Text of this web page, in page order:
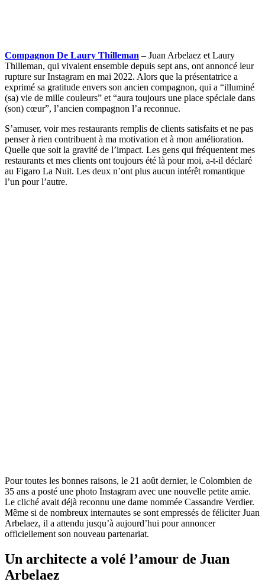
Compagnon De Laury Thilleman – Juan Arbelaez et Laury
Thilleman, qui vivaient ensemble depuis sept ans, ont annoncé leur
rupture sur Instagram en mai 2022. Alors que la présentatrice a
exprimé sa gratitude envers son ancien compagnon, qui a “illuminé
(sa) vie de mille couleurs” et “aura toujours une place spéciale dans
(son) cœur”, l’ancien compagnon l’a reconnue.
S’amuser, voir mes restaurants remplis de clients satisfaits et ne pas
penser à rien contribuent à ma motivation et à mon amélioration.
Quelle que soit la gravité de l’impact. Les gens qui fréquentent mes
restaurants et mes clients ont toujours été là pour moi, a-t-il déclaré
au Figaro La Nuit. Les deux n’ont plus aucun intérêt romantique
l’un pour l’autre.
Pour toutes les bonnes raisons, le 21 août dernier, le Colombien de
35 ans a posté une photo Instagram avec une nouvelle petite amie.
Le cliché avait déjà reconnu une dame nommée Cassandre Verdier.
Même si de nombreux internautes se sont empressés de féliciter Juan
Arbelaez, il a attendu jusqu’à aujourd’hui pour annoncer
officiellement son nouveau partenariat.
Un architecte a volé l’amour de Juan
Arbelaez